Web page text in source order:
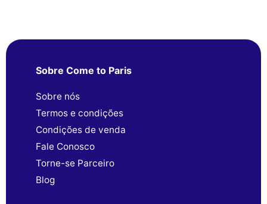
Sobre Come to Paris
Sobre nós
Termos e condições
Condições de venda
Fale Conosco
Torne-se Parceiro
Blog